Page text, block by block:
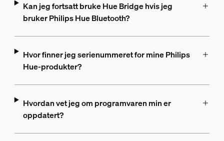
Kan jeg fortsatt bruke Hue Bridge hvis jeg
bruker Philips Hue Bluetooth?
Hvor finner jeg serienummeret for mine Philips
Hue-produkter?
Hvordan vet jeg om programvaren min er
oppdatert?